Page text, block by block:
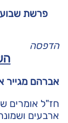
פרשת שבוע
הדפסה
אברהם מגייר
חז"ל אומרים
ארבעים